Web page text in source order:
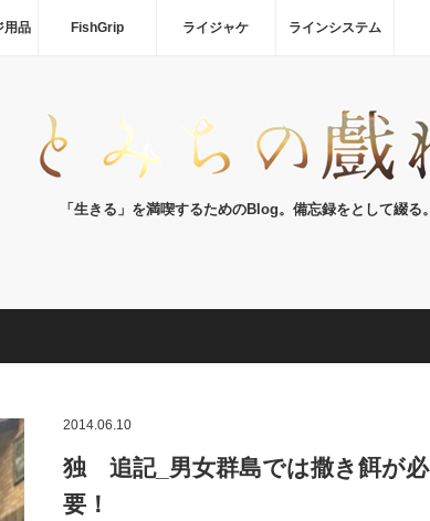
用品 FishGrip ライジャケ ラインシステム
「生きる」を満喫するためのBlog。備忘録をとして綴る。
2014.06.10
独 追記_男女群島では撒き餌が必
要！